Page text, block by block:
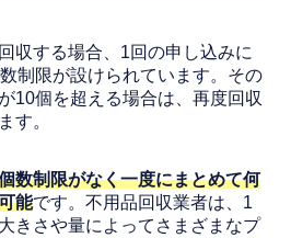
収する場合、1回の申し込みに
制限が設けられています。その
10個を超える場合は、再度回収
す。
数制限がなく一度にまとめて何
能です。不用品回収業者は、1
きさや量によってさまざまなプ